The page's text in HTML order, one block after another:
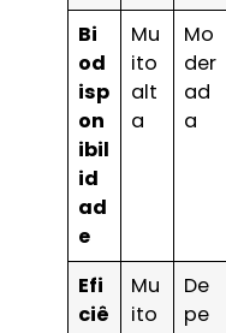
Bi
od
isp
on
ibil
id
ad
e
Mu
ito
alt
a
Mo
der
ad
a
Efi
ciê
Mu
ito
De
pe